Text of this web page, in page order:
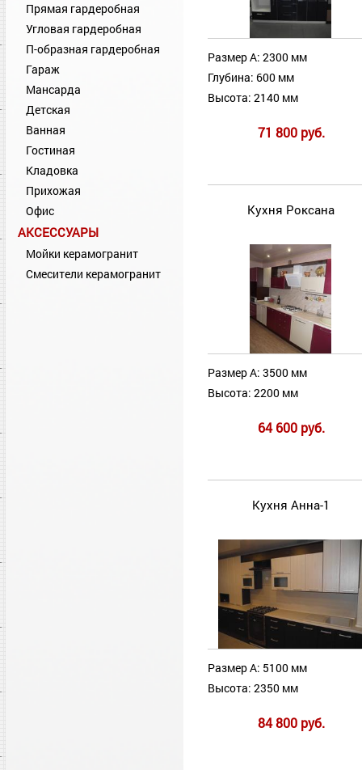
Прямая гардеробная
Угловая гардеробная
П-образная гардеробная
Гараж
Мансарда
Детская
Ванная
Гостиная
Кладовка
Прихожая
Офис
АКСЕССУАРЫ
Мойки керамогранит
Смесители керамогранит
Размер А: 2300 мм
Глубина: 600 мм
Высота: 2140 мм
71 800 руб.
Кухня Роксана
Размер А: 3500 мм
Высота: 2200 мм
64 600 руб.
Кухня Анна-1
Размер А: 5100 мм
Высота: 2350 мм
84 800 руб.